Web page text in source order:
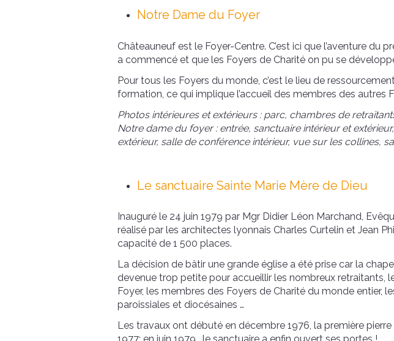
Notre Dame du Foyer
Châteauneuf est le Foyer-Centre. C’est ici que l’aventure du
a commencé et que les Foyers de Charité on pu se
Pour tous les Foyers du monde, c’est le lieu de
formation, ce qui implique l’accueil des membres des autres
Photos intérieures et extérieurs : parc, chambres de
Notre dame du foyer : entrée, sanctuaire intérieur et
extérieur, salle de conférence intérieur, vue sur les collines,
Le sanctuaire Sainte Marie Mère de Dieu
Inauguré le 24 juin 1979 par Mgr Didier Léon Marchand,
réalisé par les architectes lyonnais Charles Curtelin et Jean
capacité de 1 500 places.
La décision de bâtir une grande église a été prise car la
devenue trop petite pour accueillir les nombreux retraitants,
Foyer, les membres des Foyers de Charité du monde entier,
paroissiales et diocésaines …
Les travaux ont débuté en décembre 1976, la première